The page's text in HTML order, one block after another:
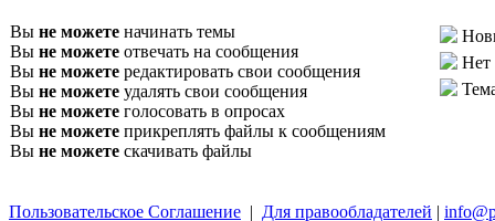
Вы не можете начинать темы
Вы не можете отвечать на сообщения
Вы не можете редактировать свои сообщения
Вы не можете удалять свои сообщения
Вы не можете голосовать в опросах
Вы не можете прикреплять файлы к сообщениям
Вы не можете скачивать файлы
Нет
Пользовательское Соглашение | Для правообладателей |